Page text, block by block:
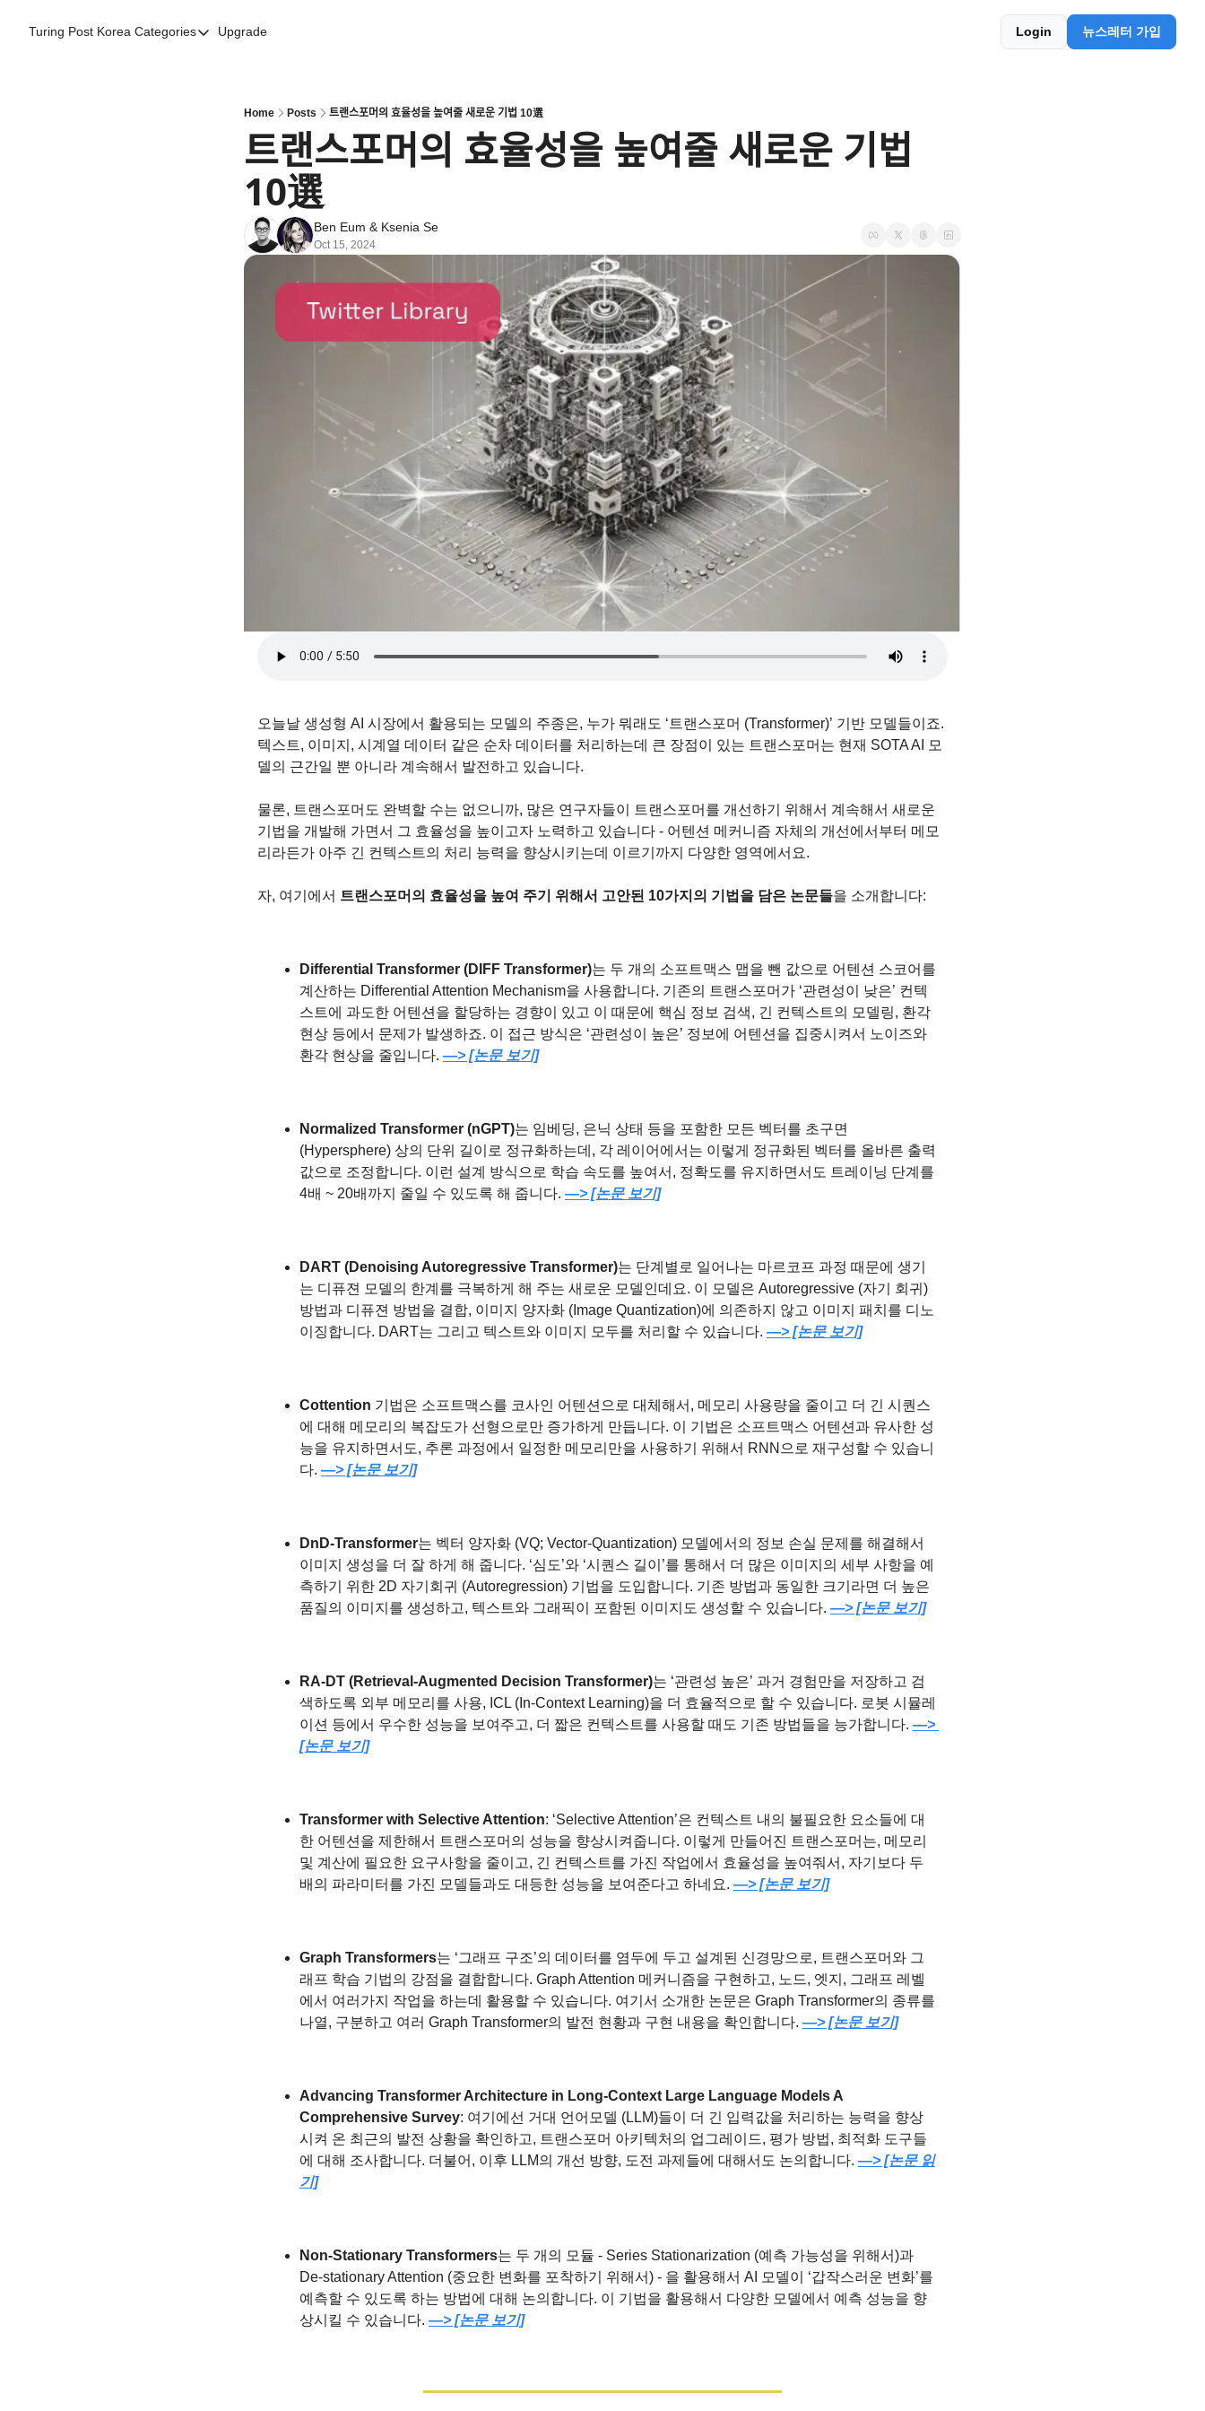
Turing Post Korea Categories
Categories
AI 에이전트
AI Infra Unicorns
Community Twist
"Froth on the Daydream"
Interviews with Innovators
Upgrade Login 뉴스레터 가입
Home Posts 트랜스포머의 효율성을 높여줄 새로운 기법 10選
트랜스포머의 효율성을 높여줄 새로운 기법
10選
Ben Eum & Ksenia Se
Oct 15, 2024
오늘날 생성형 AI 시장에서 활용되는 모델의 주종은, 누가 뭐래도 ‘트랜스포머 (Transformer)’ 기반 모델들이죠.
텍스트, 이미지, 시계열 데이터 같은 순차 데이터를 처리하는데 큰 장점이 있는 트랜스포머는 현재 SOTA AI 모
델의 근간일 뿐 아니라 계속해서 발전하고 있습니다.
물론, 트랜스포머도 완벽할 수는 없으니까, 많은 연구자들이 트랜스포머를 개선하기 위해서 계속해서 새로운
기법을 개발해 가면서 그 효율성을 높이고자 노력하고 있습니다 - 어텐션 메커니즘 자체의 개선에서부터 메모
리라든가 아주 긴 컨텍스트의 처리 능력을 향상시키는데 이르기까지 다양한 영역에서요.
자, 여기에서 트랜스포머의 효율성을 높여 주기 위해서 고안된 10가지의 기법을 담은 논문들을 소개합니다:
Differential Transformer (DIFF Transformer)는 두 개의 소프트맥스 맵을 뺀 값으로 어텐션 스코어를
계산하는 Differential Attention Mechanism을 사용합니다. 기존의 트랜스포머가 ‘관련성이 낮은’ 컨텍
스트에 과도한 어텐션을 할당하는 경향이 있고 이 때문에 핵심 정보 검색, 긴 컨텍스트의 모델링, 환각
현상 등에서 문제가 발생하죠. 이 접근 방식은 ‘관련성이 높은’ 정보에 어텐션을 집중시켜서 노이즈와
환각 현상을 줄입니다. —> [논문 보기]
Normalized Transformer (nGPT)는 임베딩, 은닉 상태 등을 포함한 모든 벡터를 초구면
(Hypersphere) 상의 단위 길이로 정규화하는데, 각 레이어에서는 이렇게 정규화된 벡터를 올바른 출력
값으로 조정합니다. 이런 설계 방식으로 학습 속도를 높여서, 정확도를 유지하면서도 트레이닝 단계를
4배 ~ 20배까지 줄일 수 있도록 해 줍니다. —> [논문 보기]
DART (Denoising Autoregressive Transformer)는 단계별로 일어나는 마르코프 과정 때문에 생기
는 디퓨젼 모델의 한계를 극복하게 해 주는 새로운 모델인데요. 이 모델은 Autoregressive (자기 회귀)
방법과 디퓨젼 방법을 결합, 이미지 양자화 (Image Quantization)에 의존하지 않고 이미지 패치를 디노
이징합니다. DART는 그리고 텍스트와 이미지 모두를 처리할 수 있습니다. —> [논문 보기]
Cottention 기법은 소프트맥스를 코사인 어텐션으로 대체해서, 메모리 사용량을 줄이고 더 긴 시퀀스
에 대해 메모리의 복잡도가 선형으로만 증가하게 만듭니다. 이 기법은 소프트맥스 어텐션과 유사한 성
능을 유지하면서도, 추론 과정에서 일정한 메모리만을 사용하기 위해서 RNN으로 재구성할 수 있습니
다. —> [논문 보기]
DnD-Transformer는 벡터 양자화 (VQ; Vector-Quantization) 모델에서의 정보 손실 문제를 해결해서
이미지 생성을 더 잘 하게 해 줍니다. ‘심도’와 ‘시퀀스 길이’를 통해서 더 많은 이미지의 세부 사항을 예
측하기 위한 2D 자기회귀 (Autoregression) 기법을 도입합니다. 기존 방법과 동일한 크기라면 더 높은
품질의 이미지를 생성하고, 텍스트와 그래픽이 포함된 이미지도 생성할 수 있습니다. —> [논문 보기]
RA-DT (Retrieval-Augmented Decision Transformer)는 ‘관련성 높은’ 과거 경험만을 저장하고 검
색하도록 외부 메모리를 사용, ICL (In-Context Learning)을 더 효율적으로 할 수 있습니다. 로봇 시뮬레
이션 등에서 우수한 성능을 보여주고, 더 짧은 컨텍스트를 사용할 때도 기존 방법들을 능가합니다. —>
[논문 보기]
Transformer with Selective Attention: ‘Selective Attention’은 컨텍스트 내의 불필요한 요소들에 대
한 어텐션을 제한해서 트랜스포머의 성능을 향상시켜줍니다. 이렇게 만들어진 트랜스포머는, 메모리
및 계산에 필요한 요구사항을 줄이고, 긴 컨텍스트를 가진 작업에서 효율성을 높여줘서, 자기보다 두
배의 파라미터를 가진 모델들과도 대등한 성능을 보여준다고 하네요. —> [논문 보기]
Graph Transformers는 ‘그래프 구조’의 데이터를 염두에 두고 설계된 신경망으로, 트랜스포머와 그
래프 학습 기법의 강점을 결합합니다. Graph Attention 메커니즘을 구현하고, 노드, 엣지, 그래프 레벨
에서 여러가지 작업을 하는데 활용할 수 있습니다. 여기서 소개한 논문은 Graph Transformer의 종류를
나열, 구분하고 여러 Graph Transformer의 발전 현황과 구현 내용을 확인합니다. —> [논문 보기]
Advancing Transformer Architecture in Long-Context Large Language Models A
Comprehensive Survey: 여기에선 거대 언어모델 (LLM)들이 더 긴 입력값을 처리하는 능력을 향상
시켜 온 최근의 발전 상황을 확인하고, 트랜스포머 아키텍처의 업그레이드, 평가 방법, 최적화 도구들
에 대해 조사합니다. 더불어, 이후 LLM의 개선 방향, 도전 과제들에 대해서도 논의합니다. —> [논문 읽
기]
Non-Stationary Transformers는 두 개의 모듈 - Series Stationarization (예측 가능성을 위해서)과
De-stationary Attention (중요한 변화를 포착하기 위해서) - 을 활용해서 AI 모델이 ‘갑작스러운 변화’를
예측할 수 있도록 하는 방법에 대해 논의합니다. 이 기법을 활용해서 다양한 모델에서 예측 성능을 향
상시킬 수 있습니다. —> [논문 보기]